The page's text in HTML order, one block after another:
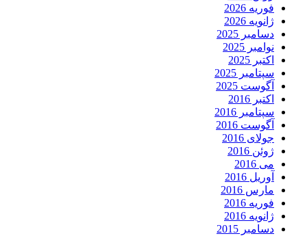
فوریه 2026
ژانویه 2026
دسامبر 2025
نوامبر 2025
اکتبر 2025
سپتامبر 2025
آگوست 2025
اکتبر 2016
سپتامبر 2016
آگوست 2016
جولای 2016
ژوئن 2016
می 2016
آوریل 2016
مارس 2016
فوریه 2016
ژانویه 2016
دسامبر 2015